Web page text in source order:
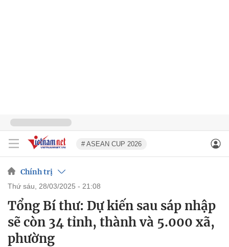
# ASEAN CUP 2026
Chính trị
thứ sáu, 28/03/2025 - 21:08
Tổng Bí thư: Dự kiến sau sáp nhập
sẽ còn 34 tỉnh, thành và 5.000 xã,
phường